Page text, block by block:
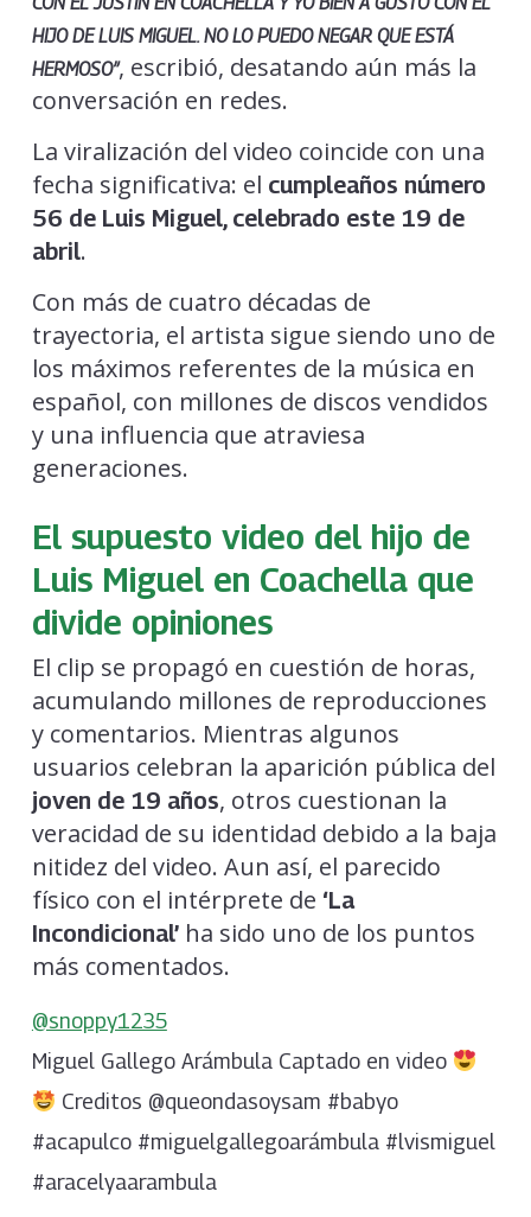
HIJO DE LUIS MIGUEL. NO LO PUEDO NEGAR QUE ESTÁ
HERMOSO”, escribió, desatando aún más la
conversación en redes.
La viralización del video coincide con una
fecha significativa: el cumpleaños número
56 de Luis Miguel, celebrado este 19 de
abril.
Con más de cuatro décadas de
trayectoria, el artista sigue siendo uno de
los máximos referentes de la música en
español, con millones de discos vendidos
y una influencia que atraviesa
generaciones.
El supuesto video del hijo de
Luis Miguel en Coachella que
divide opiniones
El clip se propagó en cuestión de horas,
acumulando millones de reproducciones
y comentarios. Mientras algunos
usuarios celebran la aparición pública del
joven de 19 años, otros cuestionan la
veracidad de su identidad debido a la baja
nitidez del video. Aun así, el parecido
físico con el intérprete de ‘La
Incondicional’ ha sido uno de los puntos
más comentados.
@snoppy1235
Miguel Gallego Arámbula Captado en video
Creditos @queondasoysam #babyo
#acapulco #miguelgallegoarámbula #lvismiguel
#aracelyaarambula